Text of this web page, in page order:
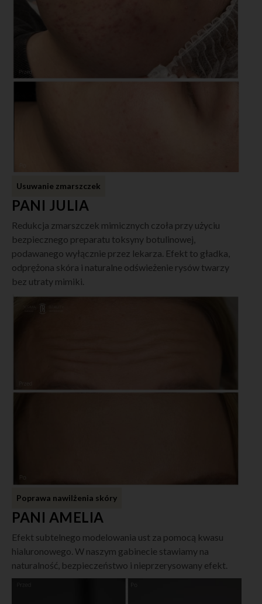
Usuwanie zmarszczek
PANI JULIA
Redukcja zmarszczek mimicznych czoła przy użyciu
bezpiecznego preparatu toksyny botulinowej,
podawanego wyłącznie przez lekarza. Efekt to gładka,
odprężona skóra i naturalne odświeżenie rysów twarzy
bez utraty mimiki.
Poprawa nawilżenia skóry
PANI AMELIA
Efekt subtelnego modelowania ust za pomocą kwasu
hialuronowego. W naszym gabinecie stawiamy na
naturalność, bezpieczeństwo i nieprzerysowany efekt.